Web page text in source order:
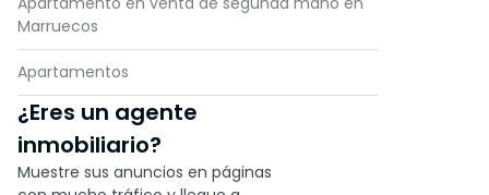
Marruecos
Apartamentos
¿Eres un agente
inmobiliario?
Muestre sus anuncios en páginas